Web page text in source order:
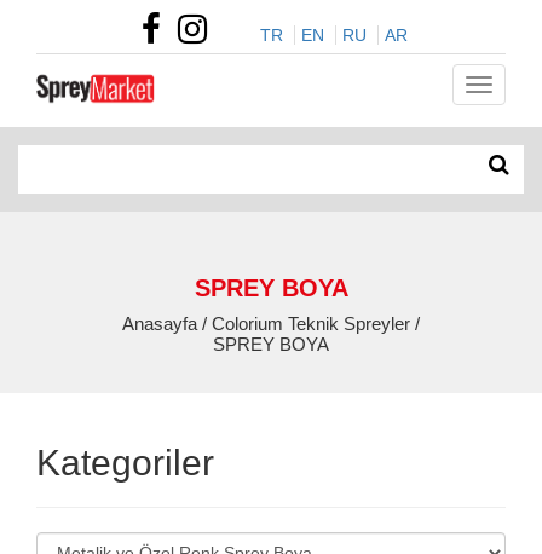
TR EN RU AR
SPREY BOYA
Anasayfa / Colorium Teknik Spreyler /
SPREY BOYA
Kategoriler